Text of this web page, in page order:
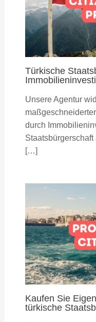
Türkische
Unsere Agentur
durch
[…]
Kaufen Sie
türkische